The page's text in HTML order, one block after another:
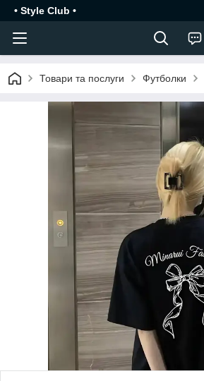
• Style Club •
Товари та послуги Футболки